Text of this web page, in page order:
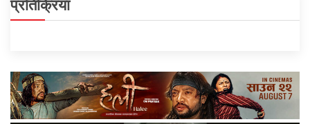
प्रतिक्रिया